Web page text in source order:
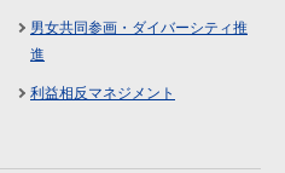
男女共同参画・ダイバーシティ推
進
利益相反マネジメント